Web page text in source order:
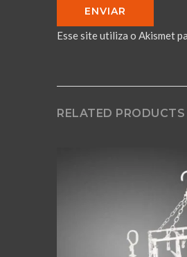
Esse site utiliza o Akismet
RELATED PRODUCTS